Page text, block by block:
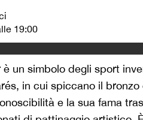
19:00
è un simbolo degli sport
in cui spiccano il
e la sua fama